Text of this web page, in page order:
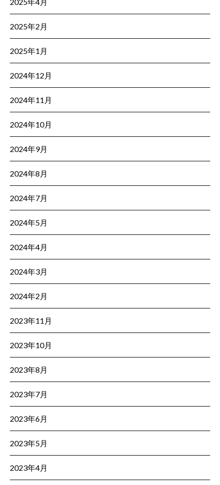
2025年2月
2025年1月
2024年12月
2024年11月
2024年10月
2024年9月
2024年8月
2024年7月
2024年5月
2024年4月
2024年3月
2024年2月
2023年11月
2023年10月
2023年8月
2023年7月
2023年6月
2023年5月
2023年4月